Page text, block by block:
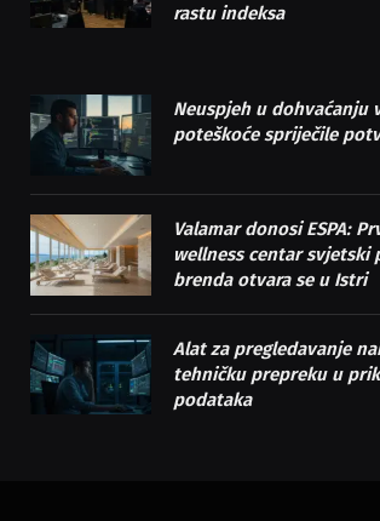
rastu indeksa
Neuspjeh u dohvaćanju
poteškoće spriječile
Valamar donosi ESPA:
wellness centar svjetski
brenda otvara se u Istri
Alat za pregledavanje
tehničku prepreku u
podataka